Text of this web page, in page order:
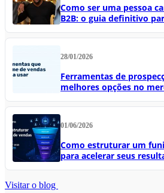
Como ser uma pessoa
B2B: o guia definitivo
28/01/2026
Ferramentas de
melhores opções no
01/06/2026
Como estruturar um
para acelerar seus
Visitar o blog